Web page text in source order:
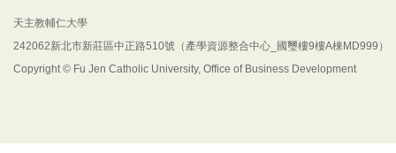
天主教輔仁大學
242062新北市新莊區中正路510號（產學資源整合中心_國璽樓9樓A棟MD999）
Copyright © Fu Jen Catholic University, Office of Business Development